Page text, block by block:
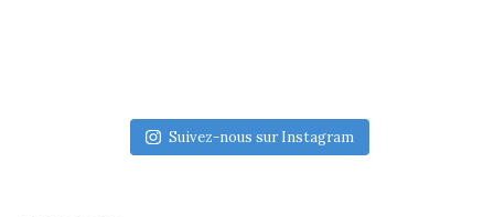
Suivez-nous sur Instagram